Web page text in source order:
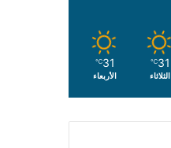
31
℃
الثلاثاء
31
℃
الأربعاء